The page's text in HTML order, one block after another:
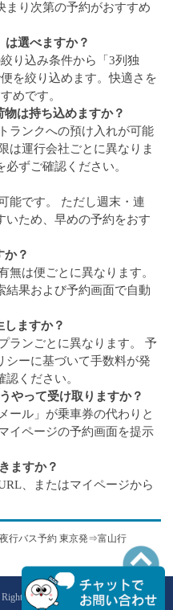
まり次第の予約がおすすめ
は選べますか？
り込み条件から「3列独
を絞り込めます。快適さを
めです。
は持ち込めますか？
ランクへの預け入れが可能
は運行会社ごとに異なりま
ずご確認ください。
能です。 ただし週末・連
いため、早めの予約をおす
か？
無は便ごとに異なります。
結果および予約画面で自動
ますか？
ランごとに異なります。 予
シーに基づいて手数料が発
ください。
やって受け取りますか？
ール」が乗車券の代わりと
イページの予約画面を提示
ますか？
、またはマイページから
行バス予約 東京発⇒富山行
Reserved. PAGETOP